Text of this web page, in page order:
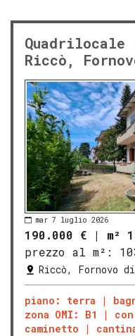
Riccò,
mar 7 luglio 2026
190.000 € | m²
prezzo al m²:
Riccò, Fornovo
piano: terra
zona OMI: B1
caminetto